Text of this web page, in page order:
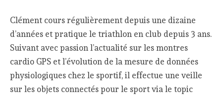
Clément cours régulièrement depuis une dizaine
d’années et pratique le triathlon en club depuis 3 ans.
Suivant avec passion l’actualité sur les montres
cardio GPS et l’évolution de la mesure de données
physiologiques chez le sportif, il effectue une veille
sur les objets connectés pour le sport via le topic